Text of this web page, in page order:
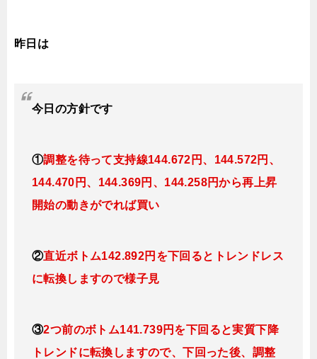
昨日は
今日 の方針です
①調整を待って支持線144.672 円、144.572円 、
144.470円、144.369円、144.258円から再上昇
開始の動きがでれば買い
②直近ボトム142.892円を下回るとトレンドレス
に転換しますので様子見
③2つ前のボトム141.739円を下回ると実質下降
トレンドに転換 しますので、下回った後、調整